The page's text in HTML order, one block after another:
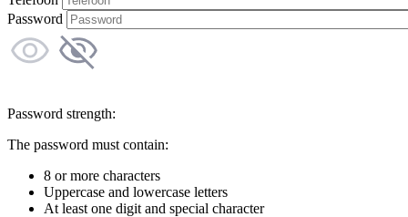
Password
Password strength:
The password must contain:
8 or more characters
Uppercase and lowercase letters
At least one digit and special character